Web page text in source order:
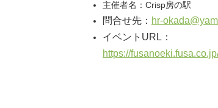
主催者名：Crisp房の駅
問合せ先： hr-
イベントURL：
https://